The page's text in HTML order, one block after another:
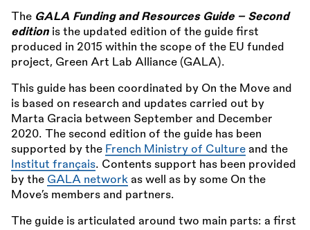
The GALA Funding and Resources Guide – Second
edition is the updated edition of the guide first
produced in 2015 within the scope of the EU funded
project, Green Art Lab Alliance (GALA).
This guide has been coordinated by On the Move and
is based on research and updates carried out by
Marta Gracia between September and December
2020. The second edition of the guide has been
supported by the French Ministry of Culture and the
Institut français. Contents support has been provided
by the GALA network as well as by some On the
Move’s members and partners.
The guide is articulated around two main parts: a first